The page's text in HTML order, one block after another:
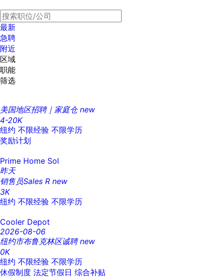
最新
急聘
附近
区域
职能
筛选
美国地区招聘｜家庭仓 new
4-20K
纽约 不限经验 不限学历
奖励计划
Prime Home Sol
昨天
销售员Sales R new
3K
纽约 不限经验 不限学历
Cooler Depot
2026-08-06
纽约市布鲁克林区诚聘 new
0K
纽约 不限经验 不限学历
休假制度 法定节假日 综合补贴